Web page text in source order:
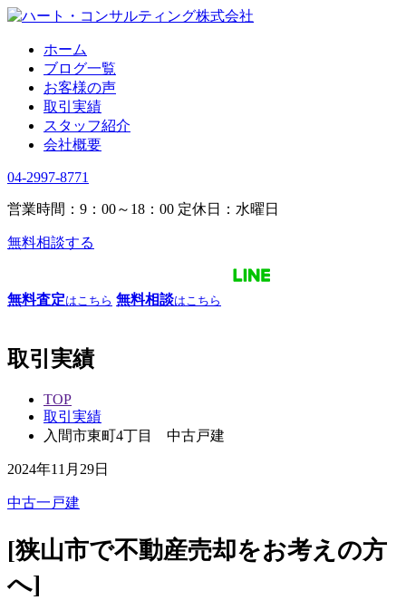
ホーム
ブログ一覧
お客様の声
取引実績
スタッフ紹介
会社概要
04-2997-8771
営業時間：9：00～18：00 定休日：水曜日
無料相談する
無料査定はこちら 無料相談はこちら
取引実績
TOP
取引実績
入間市東町4丁目 中古戸建
2024年11月29日
中古一戸建
[狭山市で不動産売却をお考えの方
へ]